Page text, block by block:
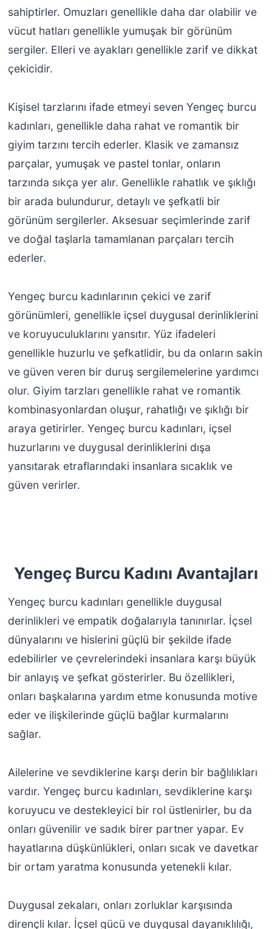
sahiptirler. Omuzları genellikle daha dar olabilir ve
vücut hatları genellikle yumuşak bir görünüm
sergiler. Elleri ve ayakları genellikle zarif ve dikkat
çekicidir.
Kişisel tarzlarını ifade etmeyi seven Yengeç burcu
kadınları, genellikle daha rahat ve romantik bir
giyim tarzını tercih ederler. Klasik ve zamansız
parçalar, yumuşak ve pastel tonlar, onların
tarzında sıkça yer alır. Genellikle rahatlık ve şıklığı
bir arada bulundurur, detaylı ve şefkatli bir
görünüm sergilerler. Aksesuar seçimlerinde zarif
ve doğal taşlarla tamamlanan parçaları tercih
ederler.
Yengeç burcu kadınlarının çekici ve zarif
görünümleri, genellikle içsel duygusal derinliklerini
ve koruyuculuklarını yansıtır. Yüz ifadeleri
genellikle huzurlu ve şefkatlidir, bu da onların sakin
ve güven veren bir duruş sergilemelerine yardımcı
olur. Giyim tarzları genellikle rahat ve romantik
kombinasyonlardan oluşur, rahatlığı ve şıklığı bir
araya getirirler. Yengeç burcu kadınları, içsel
huzurlarını ve duygusal derinliklerini dışa
yansıtarak etraflarındaki insanlara sıcaklık ve
güven verirler.
Yengeç Burcu Kadını Avantajları
Yengeç burcu kadınları genellikle duygusal
derinlikleri ve empatik doğalarıyla tanınırlar. İçsel
dünyalarını ve hislerini güçlü bir şekilde ifade
edebilirler ve çevrelerindeki insanlara karşı büyük
bir anlayış ve şefkat gösterirler. Bu özellikleri,
onları başkalarına yardım etme konusunda motive
eder ve ilişkilerinde güçlü bağlar kurmalarını
sağlar.
Ailelerine ve sevdiklerine karşı derin bir bağlılıkları
vardır. Yengeç burcu kadınları, sevdiklerine karşı
koruyucu ve destekleyici bir rol üstlenirler, bu da
onları güvenilir ve sadık birer partner yapar. Ev
hayatlarına düşkünlükleri, onları sıcak ve davetkar
bir ortam yaratma konusunda yetenekli kılar.
Duygusal zekaları, onları zorluklar karşısında
dirençli kılar. İçsel gücü ve duygusal dayanıklılığı,